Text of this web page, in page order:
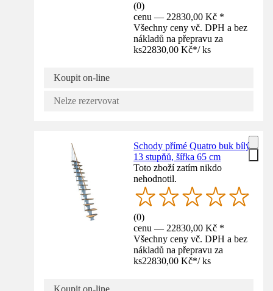
(0)
cenu — 22830,00 Kč *
Všechny ceny vč. DPH a bez
nákladů na přepravu za
ks22830,00 Kč*/ ks
Koupit on-line
Nelze rezervovat
Schody přímé Quatro buk bílý,
13 stupňů, šířka 65 cm
Toto zboží zatím nikdo
nehodnotil.
(0)
cenu — 22830,00 Kč *
Všechny ceny vč. DPH a bez
nákladů na přepravu za
ks22830,00 Kč*/ ks
Koupit on-line